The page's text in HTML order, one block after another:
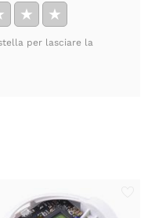
★ ★
per lasciare la